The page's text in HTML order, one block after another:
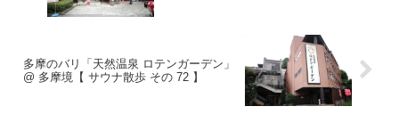
多摩のバリ「天然温泉 ロテンガーデン」
@ 多摩境【 サウナ散歩 その 72 】